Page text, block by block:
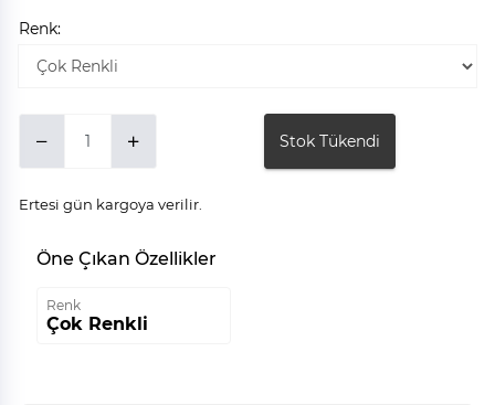
Renk:
Stok Tükendi
Ertesi gün kargoya verilir.
Öne Çıkan Özellikler
Renk
Çok Renkli